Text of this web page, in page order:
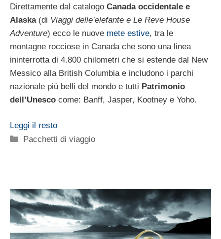
Direttamente dal catalogo Canada occidentale e
Alaska (di Viaggi delle’elefante e Le Reve House
Adventure) ecco le nuove mete estive, tra le
montagne rocciose in Canada che sono una linea
ininterrotta di 4.800 chilometri che si estende dal New
Messico alla British Columbia e includono i parchi
nazionale più belli del mondo e tutti Patrimonio
dell’Unesco come: Banff, Jasper, Kootney e Yoho.
Leggi il resto
Categorie
Pacchetti di viaggio